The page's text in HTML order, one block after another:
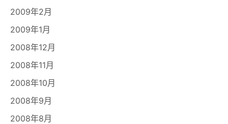
2009年2月
2009年1月
2008年12月
2008年11月
2008年10月
2008年9月
2008年8月